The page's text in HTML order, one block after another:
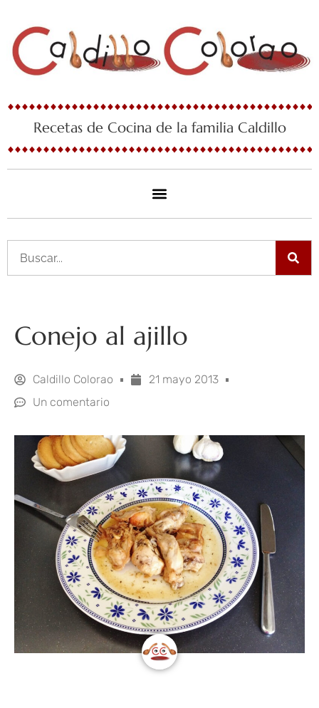
contenido
Recetas de Cocina de la familia Caldillo
Buscar
Conejo al ajillo
Caldillo Colorao
21 mayo 2013
Un comentario